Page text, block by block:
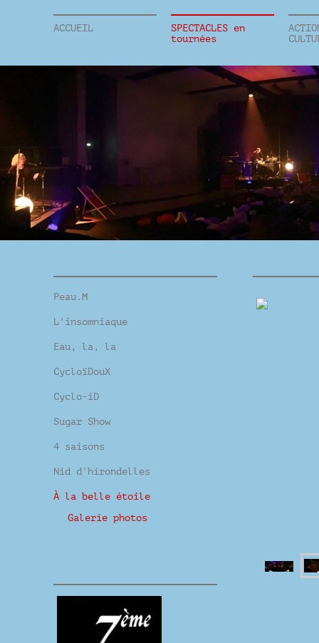
ACCUEIL
SPECTACLES en
tournées
Peau.M
L'insomniaque
Eau, la, la
CycloïDouX
Cyclo-iD
Sugar Show
4 saisons
Nid d'hirondelles
À la belle étoile
Galerie photos